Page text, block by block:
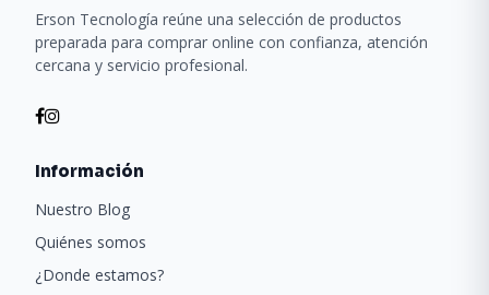
Erson Tecnología reúne una selección de productos
preparada para comprar online con confianza, atención
cercana y servicio profesional.
Información
Nuestro Blog
Quiénes somos
¿Donde estamos?